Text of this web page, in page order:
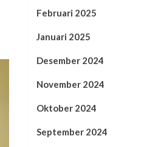
Februari 2025
Januari 2025
Desember 2024
November 2024
Oktober 2024
September 2024